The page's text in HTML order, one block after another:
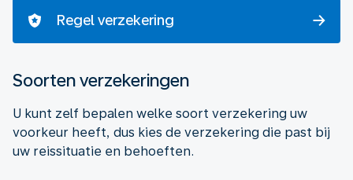
Regel verzekering
Soorten verzekeringen
U kunt zelf bepalen welke soort verzekering uw
voorkeur heeft, dus kies de verzekering die past bij
uw reissituatie en behoeften.